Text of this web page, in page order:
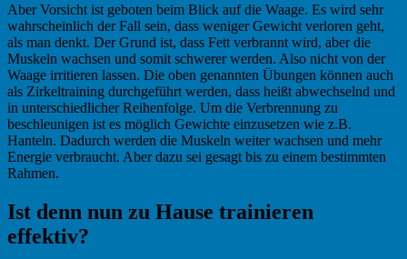
Aber Vorsicht ist geboten beim Blick auf die Waage. Es wird sehr
wahrscheinlich der Fall sein, dass weniger Gewicht verloren geht,
als man denkt. Der Grund ist, dass Fett verbrannt wird, aber die
Muskeln wachsen und somit schwerer werden. Also nicht von der
Waage irritieren lassen. Die oben genannten Übungen können auch
als Zirkeltraining durchgeführt werden, dass heißt abwechselnd und
in unterschiedlicher Reihenfolge. Um die Verbrennung zu
beschleunigen ist es möglich Gewichte einzusetzen wie z.B.
Hanteln. Dadurch werden die Muskeln weiter wachsen und mehr
Energie verbraucht. Aber dazu sei gesagt bis zu einem bestimmten
Rahmen.
Ist denn nun zu Hause trainieren
effektiv?